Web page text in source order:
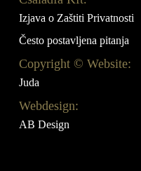
Izjava o Zaštiti Privatnosti
Često postavljena pitanja
Copyright © Website:
Juda
Webdesign:
AB Design